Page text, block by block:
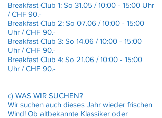
Breakfast Club 1: So 31.05 / 10:00 - 15:00 Uhr
/ CHF 90.-
Breakfast Club 2: So 07.06 / 10:00 - 15:00
Uhr / CHF 90.-
Breakfast Club 3: So 14.06 / 10:00 - 15:00
Uhr / CHF 90.-
Breakfast Club 4: So 21.06 / 10:00 - 15:00
Uhr / CHF 90.-
c) WAS WIR SUCHEN?
Wir suchen auch dieses Jahr wieder frischen
Wind! Ob altbekannte Klassiker oder